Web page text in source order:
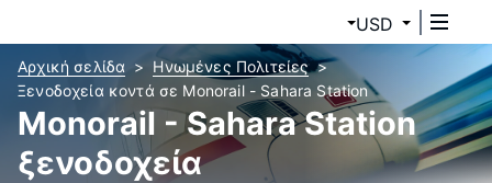
USD
Αρχική σελίδα
Ηνωμένες Πολιτείες
Ξενοδοχεία κοντά σε Monorail - Sahara Station
Monorail - Sahara Station
ξενοδοχεία